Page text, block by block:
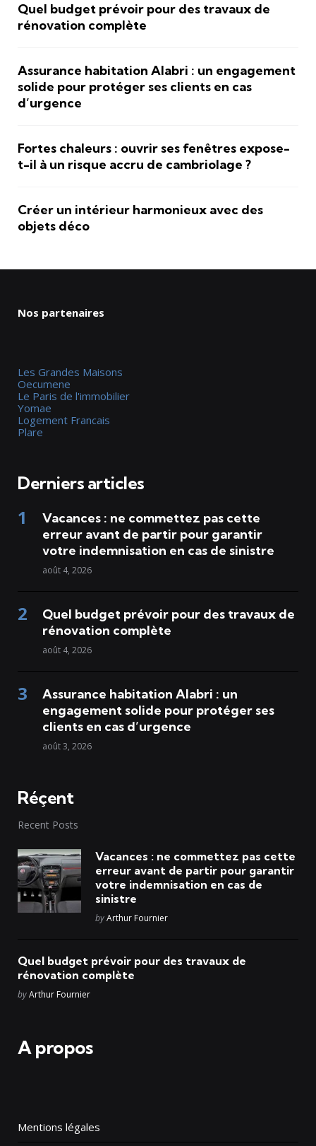
Quel budget prévoir pour des travaux de
rénovation complète
Assurance habitation Alabri : un engagement
solide pour protéger ses clients en cas
d’urgence
Fortes chaleurs : ouvrir ses fenêtres expose-
t-il à un risque accru de cambriolage ?
Créer un intérieur harmonieux avec des
objets déco
Nos partenaires
Les Grandes Maisons
Oecumene
Le Paris de l'immobilier
Yomae
Logement Francais
Plare
Derniers articles
Vacances : ne commettez pas cette
erreur avant de partir pour garantir
votre indemnisation en cas de sinistre
août 4, 2026
Quel budget prévoir pour des travaux de
rénovation complète
août 4, 2026
Assurance habitation Alabri : un
engagement solide pour protéger ses
clients en cas d’urgence
août 3, 2026
Réçent
Recent Posts
Vacances : ne commettez pas cette
erreur avant de partir pour garantir
votre indemnisation en cas de
sinistre
Posted
byArthur Fournier
Quel budget prévoir pour des travaux de
rénovation complète
Posted
byArthur Fournier
A propos
Mentions légales